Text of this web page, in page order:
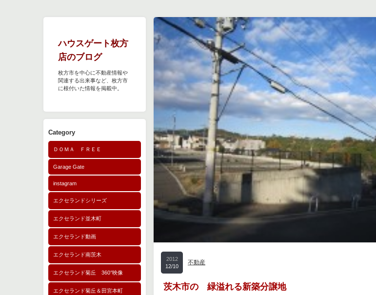
ハウスゲート枚方
店のブログ
枚方市を中心に不動産情報や
関連する出来事など、枚方市
に根付いた情報を掲載中。
Category
ＤＯＭＡ ＦＲＥＥ
Garage Gate
instagram
エクセランドシリーズ
エクセランド並木町
エクセランド動画
エクセランド南茨木
エクセランド菊丘 360°映像
エクセランド菊丘＆田宮本町
2012
12/10
不動産
茨木市の 緑溢れる新築分譲地